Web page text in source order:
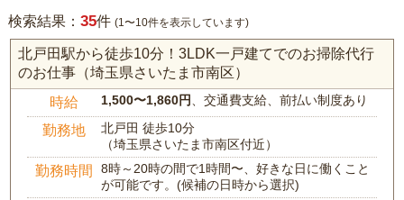
検索結果： 35件 (1〜10件を表示しています)
北戸田駅から徒歩10分！3LDK一戸建てでのお掃除代行
のお仕事（埼玉県さいたま市南区）
時給 1,500〜1,860円 、交通費支給、前払い制度あり
勤務地
北戸田 徒歩10分
（埼玉県さいたま市南区付近）
勤務時間
8時～20時の間で1時間〜、好きな日に働くこと
が可能です。(候補の日時から選択)